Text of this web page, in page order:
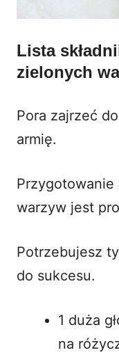
Lista
zielonych
Pora zajrzeć
armię.
warzyw jest
Potrzebujesz
do sukcesu.
1 duża
na